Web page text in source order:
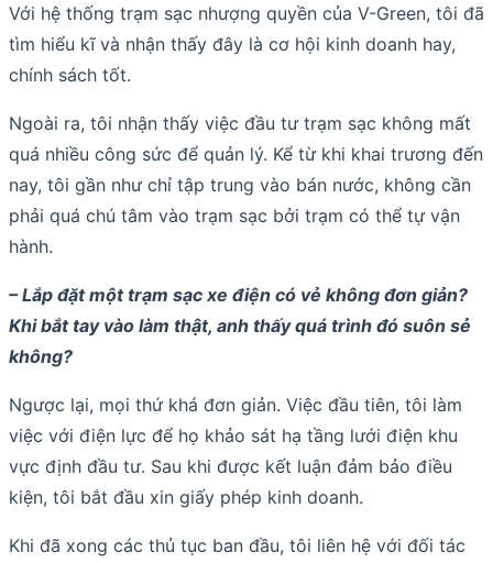
Với hệ thống trạm sạc nhượng quyền của V-Green, tôi đã
tìm hiểu kĩ và nhận thấy đây là cơ hội kinh doanh hay,
chính sách tốt.
Ngoài ra, tôi nhận thấy việc đầu tư trạm sạc không mất
quá nhiều công sức để quản lý. Kể từ khi khai trương đến
nay, tôi gần như chỉ tập trung vào bán nước, không cần
phải quá chú tâm vào trạm sạc bởi trạm có thể tự vận
hành.
– Lắp đặt một trạm sạc xe điện có vẻ không đơn giản?
Khi bắt tay vào làm thật, anh thấy quá trình đó suôn sẻ
không?
Ngược lại, mọi thứ khá đơn giản. Việc đầu tiên, tôi làm
việc với điện lực để họ khảo sát hạ tầng lưới điện khu
vực định đầu tư. Sau khi được kết luận đảm bảo điều
kiện, tôi bắt đầu xin giấy phép kinh doanh.
Khi đã xong các thủ tục ban đầu, tôi liên hệ với đối tác